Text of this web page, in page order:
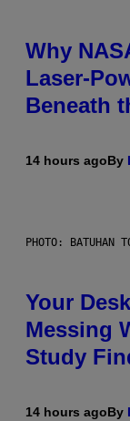
Why
Laser-
Beneath
14 hours agoBy
PHOTO: BATUHAN
Your
Messing
Study
14 hours agoBy